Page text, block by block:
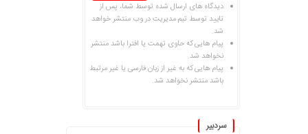
دیدگاه های ارسال شده توسط شما، پس از
تایید توسط تیم مدیریت در وب منتشر خواهد
شد.
پیام هایی که حاوی تهمت یا افترا باشد منتشر
نخواهد شد.
پیام هایی که به غیر از زبان فارسی یا غیر مرتبط
باشد منتشر نخواهد شد.
سردبیر